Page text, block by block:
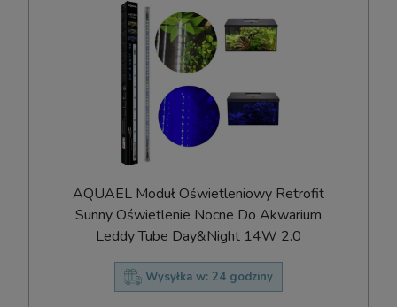
AQUAEL Moduł Oświetleniowy Retrofit
Sunny Oświetlenie Nocne Do Akwarium
Leddy Tube Day&Night 14W 2.0
Wysyłka w: 24 godziny